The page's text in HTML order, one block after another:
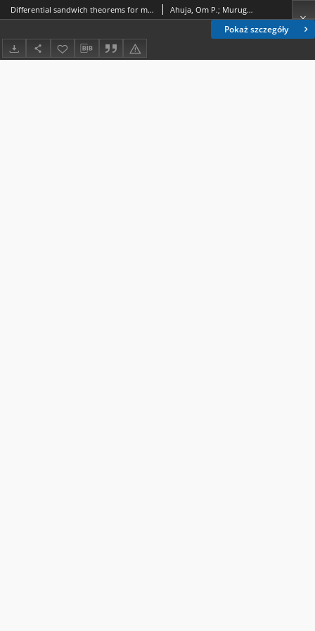
Pokaż szczegóły
Differential sandwich theorems for multivalent functions Ahuja, Om P.; Murugusundaramoorthy, G.; Sivasubramanian, S.